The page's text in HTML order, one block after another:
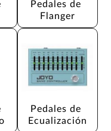
Pedales de
Flanger
Pedales de
Ecualización